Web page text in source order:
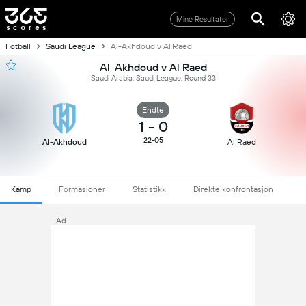
Mine Resultater
Fotball Saudi League Al-Akhdoud v Al Raed
Al-Akhdoud v Al Raed
Saudi Arabia, Saudi League, Round 33
Al-Akhdoud
Endte
1 - 0
22-05 Al Raed
Kamp Formasjoner Statistikk Direkte konfrontasjon
Ad